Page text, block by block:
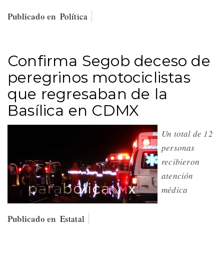
Publicado en Política
Confirma Segob deceso de
peregrinos motociclistas
que regresaban de la
Basílica en CDMX
Un total de 12
personas
recibieron
atención
médica
Publicado en Estatal